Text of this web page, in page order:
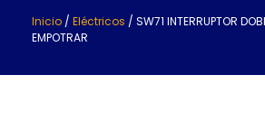
Inicio / Eléctricos / SW71 INTERRUPTOR
EMPOTRAR